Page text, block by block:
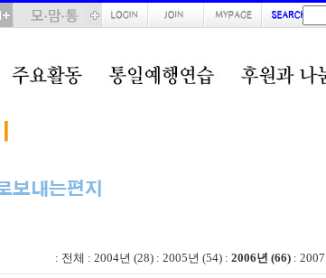
: 전체 : 2004년 (28) : 2005년 (54) : 2006년 (66) :